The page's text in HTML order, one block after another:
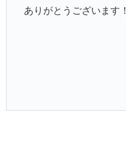
ありがとうございます！